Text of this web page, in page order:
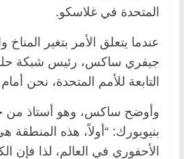
المتحدة في غلاسكو.
عندما يتعلق الأمر بتغير
جيفري ساكس، رئيس شبكة
التابعة للأمم المتحدة، نحن
وأوضح ساكس، وهو أستاذ من
بنيويورك: “أولاً، هذه المنطقة
الأحفوري في العالم، لذا فإن